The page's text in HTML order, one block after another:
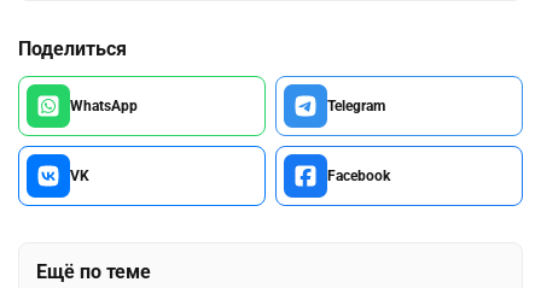
Поделиться
WhatsApp Telegram
VK Facebook
Ещё по теме